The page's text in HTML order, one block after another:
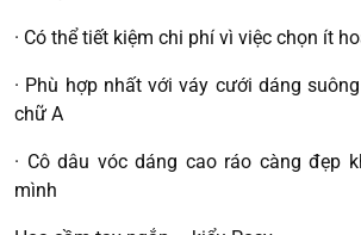
· Có thể tiết kiệm chi phí vì việc chọn ít
· Phù hợp nhất với váy cưới dáng
chữ A
· Cô dâu vóc dáng cao ráo càng đẹp
mình